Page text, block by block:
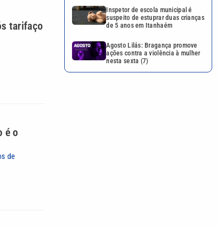
tarifaço
é o
de
Inspetor de escola municipal é
suspeito de estuprar duas crianças
de 5 anos em Itanhaém
Agosto Lilás: Bragança promove
ações contra a violência à mulher
nesta sexta (7)